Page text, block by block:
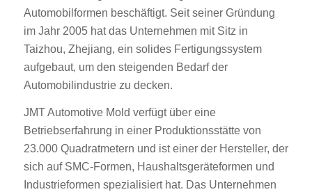
Automobilformen beschäftigt. Seit seiner Gründung
im Jahr 2005 hat das Unternehmen mit Sitz in
Taizhou, Zhejiang, ein solides Fertigungssystem
aufgebaut, um den steigenden Bedarf der
Automobilindustrie zu decken.
JMT Automotive Mold verfügt über eine
Betriebserfahrung in einer Produktionsstätte von
23.000 Quadratmetern und ist einer der Hersteller, der
sich auf SMC-Formen, Haushaltsgeräteformen und
Industrieformen spezialisiert hat. Das Unternehmen